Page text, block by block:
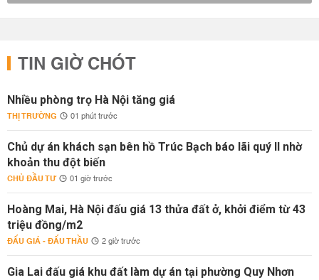
TIN GIỜ CHÓT
Nhiều phòng trọ Hà Nội tăng giá
THỊ TRƯỜNG 01 phút trước
Chủ dự án khách sạn bên hồ Trúc Bạch báo lãi quý II nhờ
khoản thu đột biến
CHỦ ĐẦU TƯ 01 giờ trước
Hoàng Mai, Hà Nội đấu giá 13 thửa đất ở, khởi điểm từ 43
triệu đồng/m2
ĐẤU GIÁ - ĐẤU THẦU 2 giờ trước
Gia Lai đấu giá khu đất làm dự án tại phường Quy Nhơn